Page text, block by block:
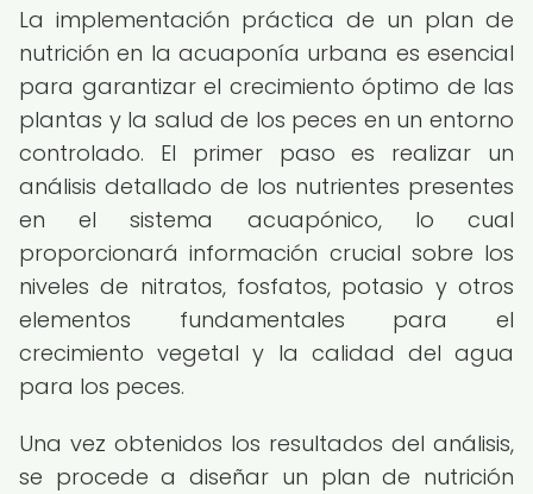
La implementación práctica de un plan de
nutrición en la acuaponía urbana es esencial
para garantizar el crecimiento óptimo de las
plantas y la salud de los peces en un entorno
controlado. El primer paso es realizar un
análisis detallado de los nutrientes presentes
en el sistema acuapónico, lo cual
proporcionará información crucial sobre los
niveles de nitratos, fosfatos, potasio y otros
elementos fundamentales para el
crecimiento vegetal y la calidad del agua
para los peces.
Una vez obtenidos los resultados del análisis,
se procede a diseñar un plan de nutrición